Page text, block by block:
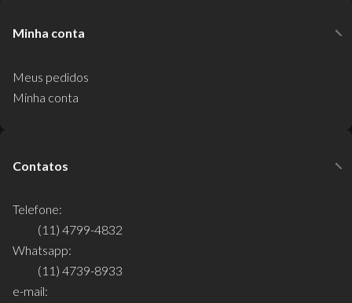
Minha conta
Meus pedidos
Minha conta
Contatos
Telefone:
(11) 4799-4832
Whatsapp:
(11) 4739-8933
e-mail: